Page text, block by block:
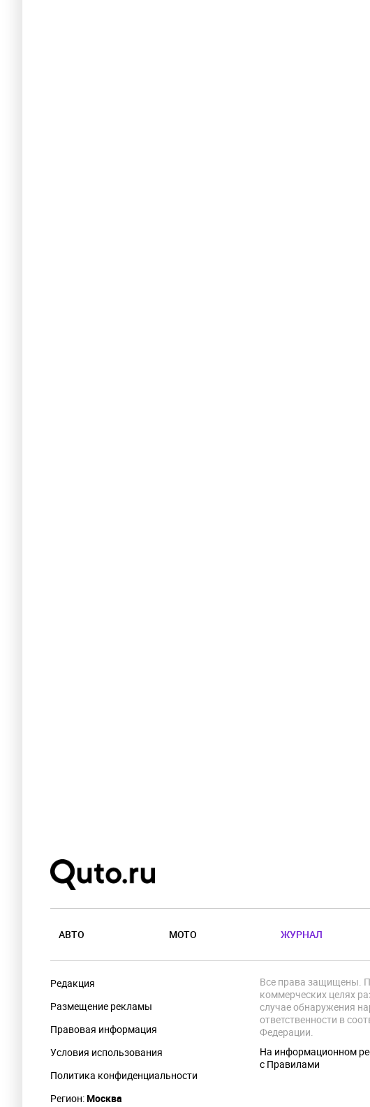
АВТО МОТО ЖУРНАЛ
Редакция
Размещение рекламы
Правовая информация
Условия использования
Политика конфиденциальности
Регион:Москва
Все права защищены.
коммерческих целях
случае обнаружения
ответственности в
Федерации.
На информационном
с Правилами